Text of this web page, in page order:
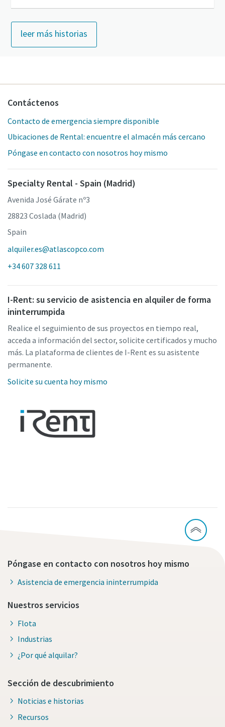
leer más historias
Contáctenos
Contacto de emergencia siempre disponible
Ubicaciones de Rental: encuentre el almacén más cercano
Póngase en contacto con nosotros hoy mismo
Specialty Rental - Spain (Madrid)
Avenida José Gárate nº3
28823 Coslada (Madrid)
Spain
alquiler.es@atlascopco.com
+34 607 328 611
I-Rent: su servicio de asistencia en alquiler de forma
ininterrumpida
Realice el seguimiento de sus proyectos en tiempo real,
acceda a información del sector, solicite certificados y mucho
más. La plataforma de clientes de I-Rent es su asistente
permanente.
Solicite su cuenta hoy mismo
Póngase en contacto con nosotros hoy mismo
Asistencia de emergencia ininterrumpida
Nuestros servicios
Flota
Industrias
¿Por qué alquilar?
Sección de descubrimiento
Noticias e historias
Recursos